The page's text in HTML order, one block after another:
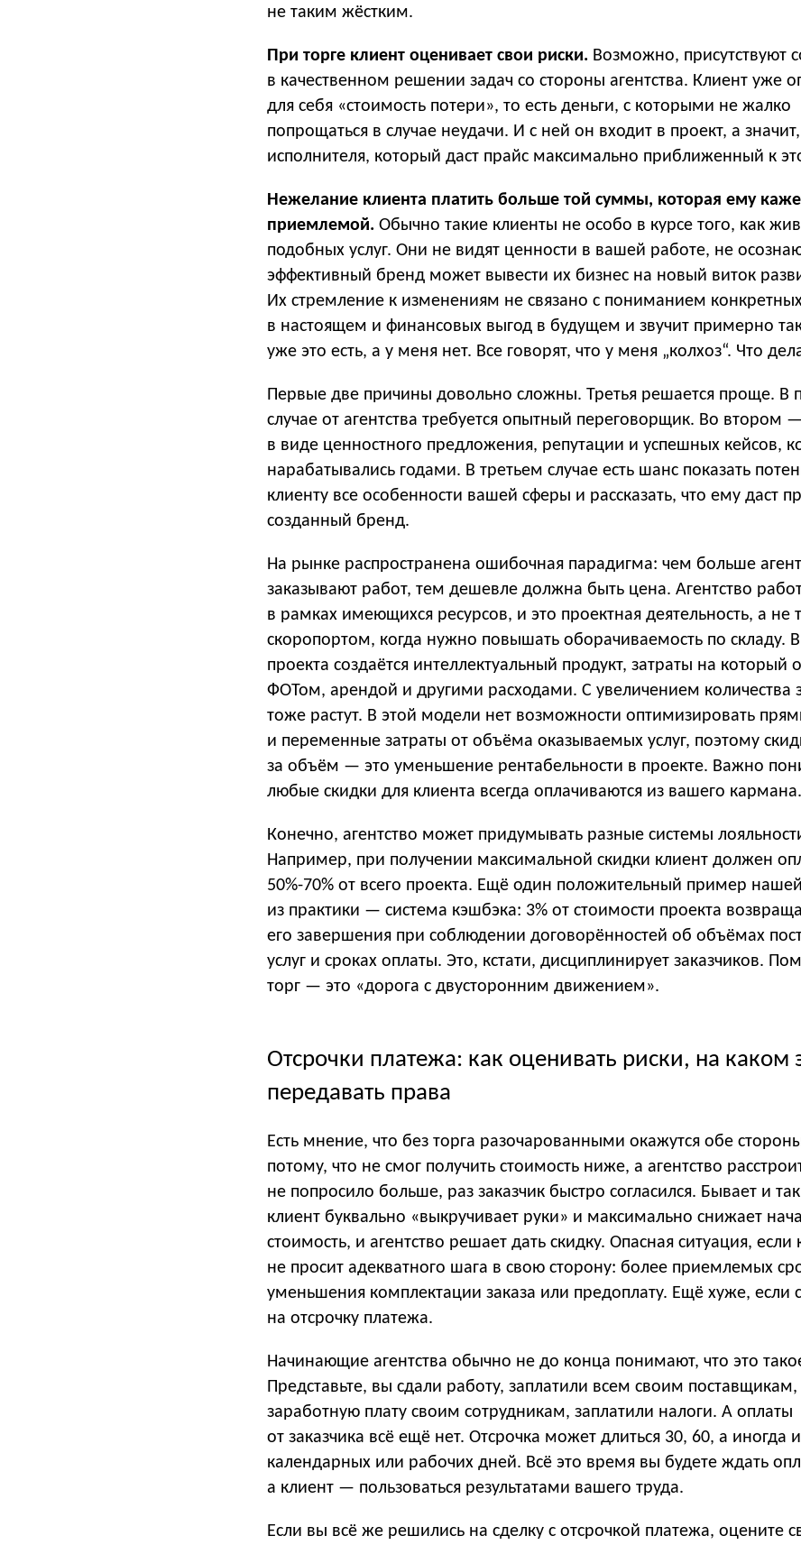
не таким жёстким.
При торге клиент оценивает свои риски. Возможно, присутствуют
в качественном решении задач со стороны агентства. Клиент уже
для себя «стоимость потери», то есть деньги, с которыми не жалко
попрощаться в случае неудачи. И с ней он входит в проект, а
исполнителя, который даст прайс максимально приближенный к
Нежелание клиента платить больше той суммы, которая ему
приемлемой. Обычно такие клиенты не особо в курсе того, как
подобных услуг. Они не видят ценности в вашей работе, не
эффективный бренд может вывести их бизнес на новый виток
Их стремление к изменениям не связано с пониманием
в настоящем и финансовых выгод в будущем и звучит примерно
уже это есть, а у меня нет. Все говорят, что у меня „колхоз“. Что
Первые две причины довольно сложны. Третья решается проще. В
случае от агентства требуется опытный переговорщик. Во втором
в виде ценностного предложения, репутации и успешных кейсов,
нарабатывались годами. В третьем случае есть шанс показать
клиенту все особенности вашей сферы и рассказать, что ему даст
созданный бренд.
На рынке распространена ошибочная парадигма: чем больше
заказывают работ, тем дешевле должна быть цена. Агентство
в рамках имеющихся ресурсов, и это проектная деятельность, а не
скоропортом, когда нужно повышать оборачиваемость по складу.
проекта создаётся интеллектуальный продукт, затраты на который
ФОТом, арендой и другими расходами. С увеличением количества
тоже растут. В этой модели нет возможности оптимизировать
и переменные затраты от объёма оказываемых услуг, поэтому
за объём — это уменьшение рентабельности в проекте. Важно
любые скидки для клиента всегда оплачиваются из вашего кармана.
Конечно, агентство может придумывать разные системы
Например, при получении максимальной скидки клиент должен
50%-70% от всего проекта. Ещё один положительный пример нашей
из практики — система кэшбэка: 3% от стоимости проекта
его завершения при соблюдении договорённостей об объёмах
услуг и сроках оплаты. Это, кстати, дисциплинирует заказчиков.
торг — это «дорога с двусторонним движением».
Отсрочки платежа: как оценивать риски, на каком
передавать права
Есть мнение, что без торга разочарованными окажутся обе
потому, что не смог получить стоимость ниже, а агентство
не попросило больше, раз заказчик быстро согласился. Бывает и
клиент буквально «выкручивает руки» и максимально снижает
стоимость, и агентство решает дать скидку. Опасная ситуация,
не просит адекватного шага в свою сторону: более приемлемых
уменьшения комплектации заказа или предоплату. Ещё хуже, если
на отсрочку платежа.
Начинающие агентства обычно не до конца понимают, что это
Представьте, вы сдали работу, заплатили всем своим
заработную плату своим сотрудникам, заплатили налоги. А оплаты
от заказчика всё ещё нет. Отсрочка может длиться 30, 60, а иногда
календарных или рабочих дней. Всё это время вы будете ждать
а клиент — пользоваться результатами вашего труда.
Если вы всё же решились на сделку с отсрочкой платежа, оцените